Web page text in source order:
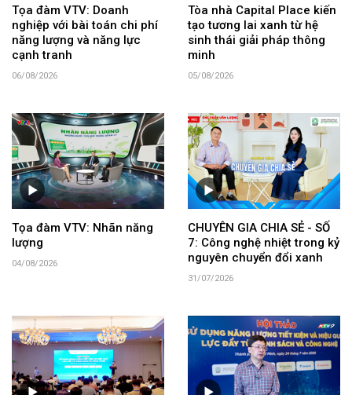
Tọa đàm VTV: Doanh
nghiệp với bài toán chi phí
năng lượng và năng lực
cạnh tranh
06/08/2026
Tòa nhà Capital Place kiến
tạo tương lai xanh từ hệ
sinh thái giải pháp thông
minh
05/08/2026
Tọa đàm VTV: Nhãn năng
lượng
04/08/2026
CHUYÊN GIA CHIA SẺ - SỐ
7: Công nghệ nhiệt trong kỷ
nguyên chuyển đổi xanh
31/07/2026